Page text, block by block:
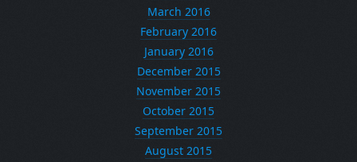
March 2016
February 2016
January 2016
December 2015
November 2015
October 2015
September 2015
August 2015